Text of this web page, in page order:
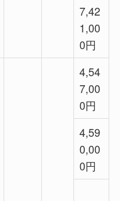
7,42
1,00
0円
4,54
7,00
0円
4,59
0,00
0円